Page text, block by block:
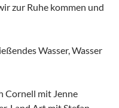
zur Ruhe kommen und
Wasser, Wasser
Cornell mit Jenne